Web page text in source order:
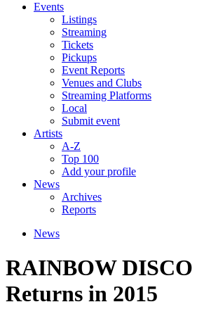
Events
Listings
Streaming
Tickets
Pickups
Event Reports
Venues and Clubs
Streaming Platforms
Local
Submit event
Artists
A-Z
Top 100
Add your profile
News
Archives
Reports
News
RAINBOW
Returns in 2015